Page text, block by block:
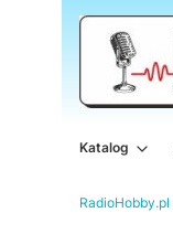
Katalog
RadioHobby.pl